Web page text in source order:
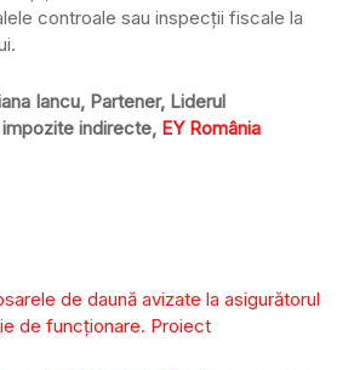
controale sau inspecții fiscale la
Iancu, Partener, Liderul
indirecte, EY România
de daună avizate la asigurătorul
de funcționare. Proiect